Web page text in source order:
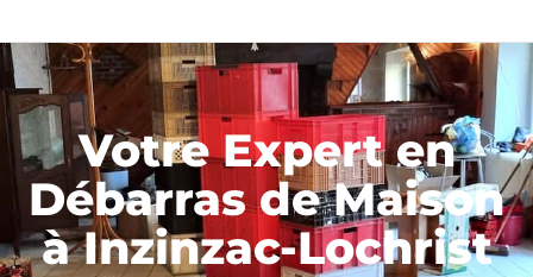
Votre Expert en
Débarras de Maison
à Inzinzac-Lochrist